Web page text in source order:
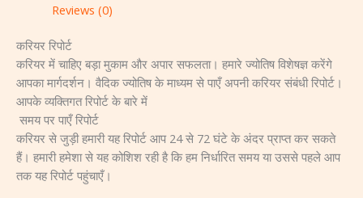
Reviews (0)
करियर रिपोर्ट
करियर में चाहिए बड़ा मुकाम और अपार सफलता। हमारे ज्योतिष विशेषज्ञ करेंगे
आपका मार्गदर्शन। वैदिक ज्योतिष के माध्यम से पाएँ अपनी करियर संबंधी रिपोर्ट।
आपके व्यक्तिगत रिपोर्ट के बारे में
समय पर पाएँ रिपोर्ट
करियर से जुड़ी हमारी यह रिपोर्ट आप 24 से 72 घंटे के अंदर प्राप्त कर सकते
हैं। हमारी हमेशा से यह कोशिश रही है कि हम निर्धारित समय या उससे पहले आप
तक यह रिपोर्ट पहुंचाएँ।